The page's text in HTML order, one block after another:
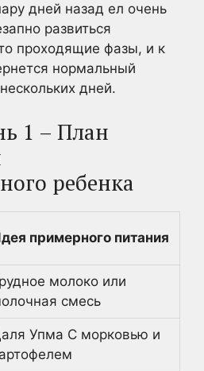
дней назад ел очень
развиться
проходящие фазы, и к
нормальный
дней.
1 – План
ребенка
примерного питания
молоко или
смесь
Упма С морковью и